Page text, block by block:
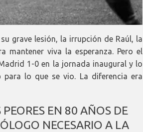
grave lesión, la irrupción de Raúl, la
mantener viva la esperanza. Pero el
1-0 en la jornada inaugural y lo
lo que se vio. La diferencia era
EN 80 AÑOS DE
NECESARIO A LA